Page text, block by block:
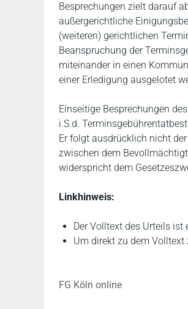
Besprechungen zielt darauf
außergerichtliche
(weiteren) gerichtlichen
Beanspruchung der
miteinander in einen
einer Erledigung ausgelotet
Einseitige Besprechungen
i.S.d.
Er folgt ausdrücklich nicht
zwischen dem
widerspricht dem
Linkhinweis:
Der Volltext des Urteils ist
Um direkt zu dem
FG Köln online